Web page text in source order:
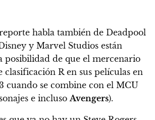
habla también de Deadpool
y Marvel Studios están
posibilidad de que el mercenario
clasificación R en sus películas en
cuando se combine con el MCU
e inclusoAvengers).